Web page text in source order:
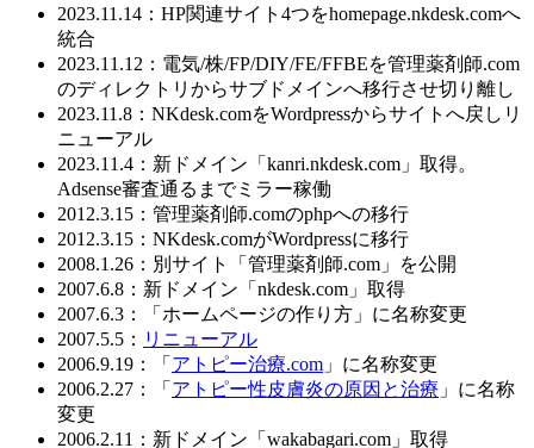
2023.11.14：HP関連サイト4つをhomepage.nkdesk.comへ
統合
2023.11.12：電気/株/FP/DIY/FE/FFBEを管理薬剤師.com
のディレクトリからサブドメインへ移行させ切り離し
2023.11.8：NKdesk.comをWordpressからサイトへ戻しリ
ニューアル
2023.11.4：新ドメイン「kanri.nkdesk.com」取得。
Adsense審査通るまでミラー稼働
2012.3.15：管理薬剤師.comのphpへの移行
2012.3.15：NKdesk.comがWordpressに移行
2008.1.26：別サイト「管理薬剤師.com」を公開
2007.6.8：新ドメイン「nkdesk.com」取得
2007.6.3：「ホームページの作り方」に名称変更
2007.5.5： リニューアル
2006.9.19：「 アトピー治療.com 」に名称変更
2006.2.27：「 アトピー性皮膚炎の原因と治療 」に名称
変更
2006.2.11：新ドメイン「wakabagari.com」取得